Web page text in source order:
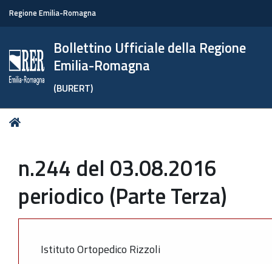
Regione Emilia-Romagna
Bollettino Ufficiale della Regione
Emilia-Romagna
(BURERT)
Tu
n.244 del 03.08.2016
periodico (Parte Terza)
Istituto Ortopedico Rizzoli